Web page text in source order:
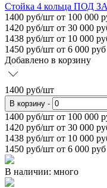
Стойка 4 кольца ПОД
1400 руб/шт от 100 000
1420 руб/шт от 30 000
1438 руб/шт от 10 000
1450 руб/шт от 6 000 руб
Добавлено в корзину
1400 руб/шт
В корзину -
1400 руб/шт от 100 000
1420 руб/шт от 30 000
1438 руб/шт от 10 000
1450 руб/шт от 6 000 руб
В наличии: много